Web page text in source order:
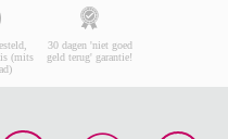
(mits
30 dagen 'niet goed
geld terug' garantie!